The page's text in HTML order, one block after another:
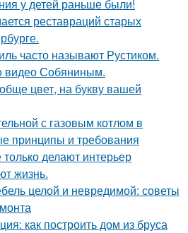
у детей раньше были!
реставраций старых
часто называют Рустиком.
видео Собяниным.
цвет, на букву вашей
с газовым котлом в
принципы и требования
делают интерьер
жизнь.
целой и невредимой: советы
как построить дом из бруса